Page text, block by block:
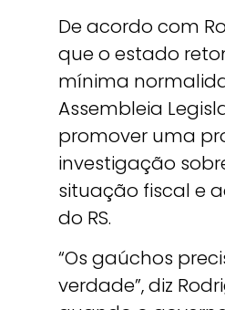
De acordo com
que o estado
mínima
Assembleia
promover uma
investigação
situação fiscal e
do RS.
“Os gaúchos
verdade”, diz